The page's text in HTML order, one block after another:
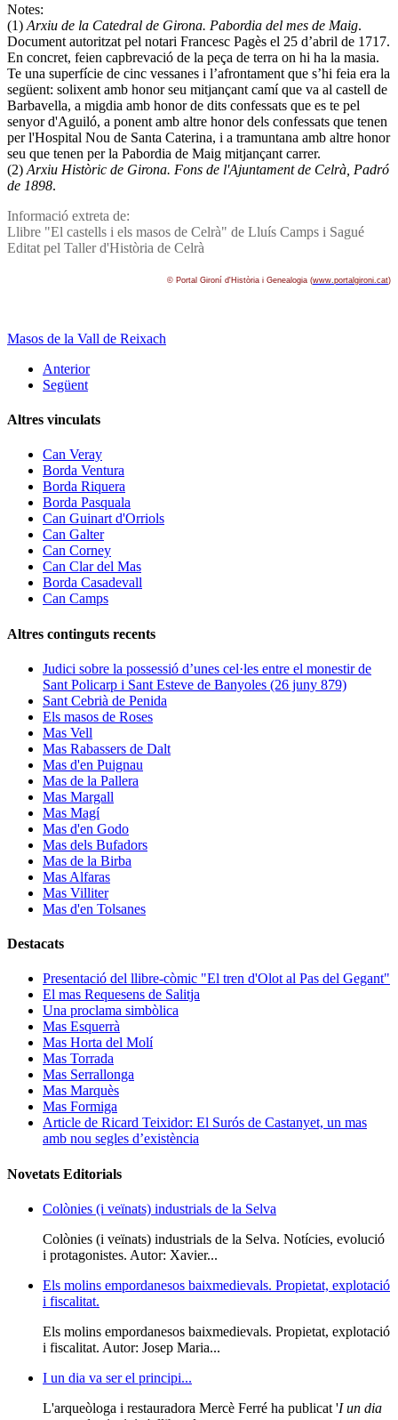
Notes:
(1) Arxiu de la Catedral de Girona. Pabordia del mes de Maig.
Document autoritzat pel notari Francesc Pagès el 25 d’abril de 1717.
En concret, feien capbrevació de la peça de terra on hi ha la masia.
Te una superfí­cie de cinc vessanes i l’afrontament que s’hi feia era la
següent: solixent amb honor seu mitjançant camí­ que va al castell de
Barbavella, a migdia amb honor de dits confessats que es te pel
senyor d'Aguiló, a ponent amb altre honor dels confessats que tenen
per l'Hospital Nou de Santa Caterina, i a tramuntana amb altre honor
seu que tenen per la Pabordia de Maig mitjançant carrer.
(2) Arxiu Històric de Girona. Fons de l'Ajuntament de Celrà, Padró
de 1898.
Informació extreta de:
Llibre "El castells i els masos de Celrà" de Lluí­s Camps i Sagué
Editat pel Taller d'Història de Celrà
© Portal Gironí­ d'Història i Genealogia (www.portalgironi.cat)
Masos de la Vall de Reixach
Anterior
Següent
Altres vinculats
Can Veray
Borda Ventura
Borda Riquera
Borda Pasquala
Can Guinart d'Orriols
Can Galter
Can Corney
Can Clar del Mas
Borda Casadevall
Can Camps
Altres continguts recents
Judici sobre la possessió d’unes cel·les entre el monestir de
Sant Policarp i Sant Esteve de Banyoles (26 juny 879)
Sant Cebrià de Penida
Els masos de Roses
Mas Vell
Mas Rabassers de Dalt
Mas d'en Puignau
Mas de la Pallera
Mas Margall
Mas Magí
Mas d'en Godo
Mas dels Bufadors
Mas de la Birba
Mas Alfaras
Mas Villiter
Mas d'en Tolsanes
Destacats
Presentació del llibre-còmic "El tren d'Olot al Pas del Gegant"
El mas Requesens de Salitja
Una proclama simbòlica
Mas Esquerrà
Mas Horta del Molí
Mas Torrada
Mas Serrallonga
Mas Marquès
Mas Formiga
Article de Ricard Teixidor: El Surós de Castanyet, un mas
amb nou segles d’existència
Novetats Editorials
Colònies (i veïnats) industrials de la Selva
Colònies (i veïnats) industrials de la Selva. Notícies, evolució
i protagonistes. Autor: Xavier...
Els molins empordanesos baixmedievals. Propietat, explotació
i fiscalitat.
Els molins empordanesos baixmedievals. Propietat, explotació
i fiscalitat. Autor: Josep Maria...
I un dia va ser el principi...
L'arqueòloga i restauradora Mercè Ferré ha publicat 'I un dia